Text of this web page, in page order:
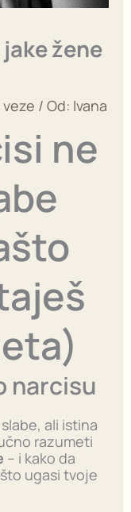
žene
/ Od: Ivana
ne
narcisu
ali istina
razumeti
– i kako da
ugasi tvoje